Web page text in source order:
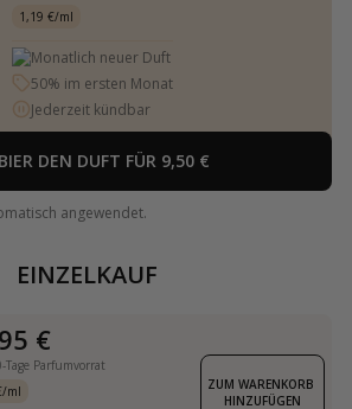
1,19 €/ml
Monatlich neuer Duft
50% im ersten Monat
Jederzeit kündbar
DEN DUFT FÜR 9,50 €
angewendet.
EINZELKAUF
€
Tage Parfumvorrat
ml
ZUM WARENKORB
HINZUFÜGEN